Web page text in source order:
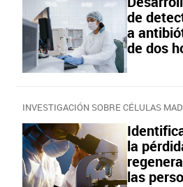
de
a
de dos
INVESTIGACIÓN SOBRE CÉLULAS
la
las